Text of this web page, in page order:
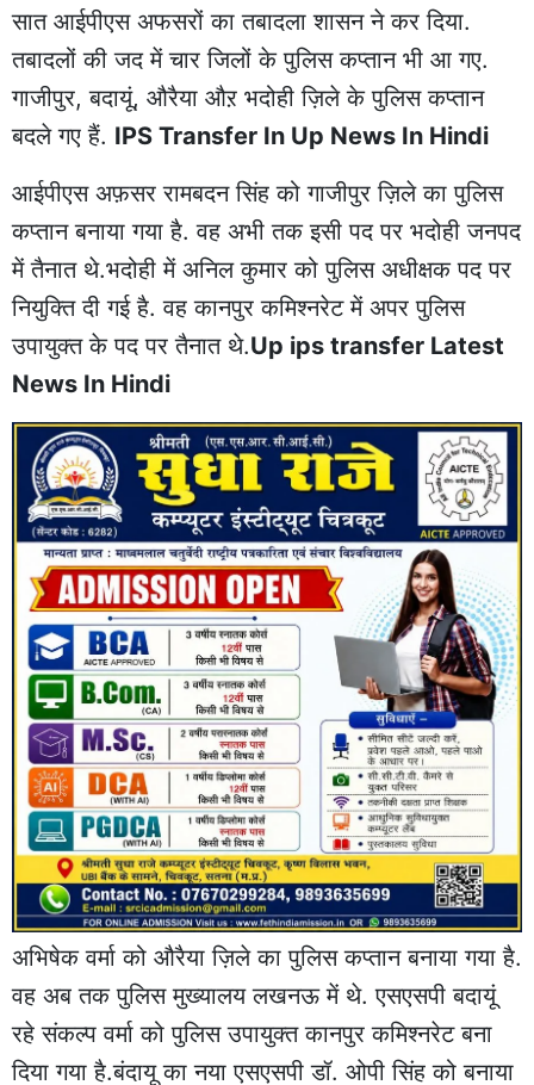
सात आईपीएस अफसरों का तबादला शासन ने कर दिया.
तबादलों की जद में चार जिलों के पुलिस कप्तान भी आ गए.
गाजीपुर, बदायूं, औरैया औऱ भदोही ज़िले के पुलिस कप्तान
बदले गए हैं. IPS Transfer In Up News In Hindi
आईपीएस अफ़सर रामबदन सिंह को गाजीपुर ज़िले का पुलिस
कप्तान बनाया गया है. वह अभी तक इसी पद पर भदोही जनपद
में तैनात थे.भदोही में अनिल कुमार को पुलिस अधीक्षक पद पर
नियुक्ति दी गई है. वह कानपुर कमिश्नरेट में अपर पुलिस
उपायुक्त के पद पर तैनात थे.Up ips transfer Latest
News In Hindi
अभिषेक वर्मा को औरैया ज़िले का पुलिस कप्तान बनाया गया है.
वह अब तक पुलिस मुख्यालय लखनऊ में थे. एसएसपी बदायूं
रहे संकल्प वर्मा को पुलिस उपायुक्त कानपुर कमिश्नरेट बना
दिया गया है.बंदायू का नया एसएसपी डॉ. ओपी सिंह को बनाया